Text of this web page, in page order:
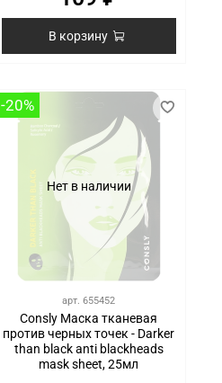
В корзину
Нет в наличии
-20%
арт.655452
Consly Маска тканевая
против черных точек - Darker
than black anti blackheads
mask sheet, 25мл